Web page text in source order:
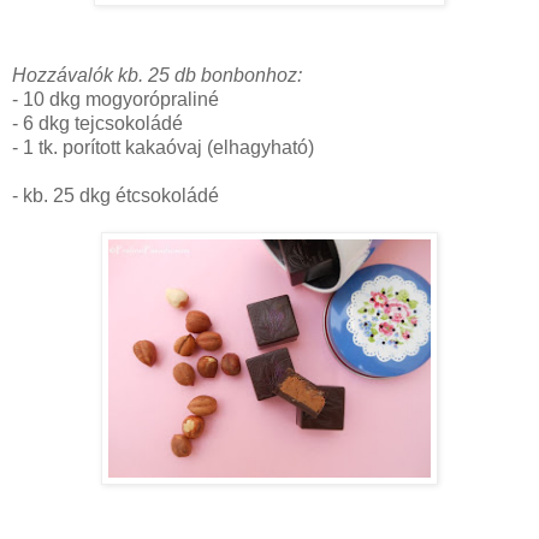
Hozzávalók kb. 25 db bonbonhoz:
- 10 dkg mogyorópraliné
- 6 dkg tejcsokoládé
- 1 tk. porított kakaóvaj (elhagyható)
- kb. 25 dkg étcsokoládé